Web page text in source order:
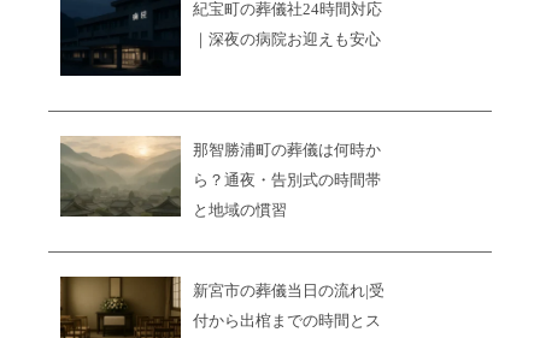
紀宝町の葬儀社24時間対応
｜深夜の病院お迎えも安心
那智勝浦町の葬儀は何時か
ら？通夜・告別式の時間帯
と地域の慣習
新宮市の葬儀当日の流れ|受
付から出棺までの時間とス